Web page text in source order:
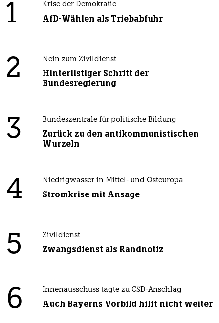
1 Krise der Demokratie
AfD-Wählen als Triebabfuhr
2 Nein zum Zivildienst
Hinterlistiger Schritt der
Bundesregierung
3 Bundeszentrale für politische Bildung
Zurück zu den antikommunistischen
Wurzeln
4 Niedrigwasser in Mittel- und Osteuropa
Stromkrise mit Ansage
5 Zivildienst
Zwangsdienst als Randnotiz
6 Innenausschuss tagte zu CSD-Anschlag
Auch Bayerns Vorbild hilft nicht weiter